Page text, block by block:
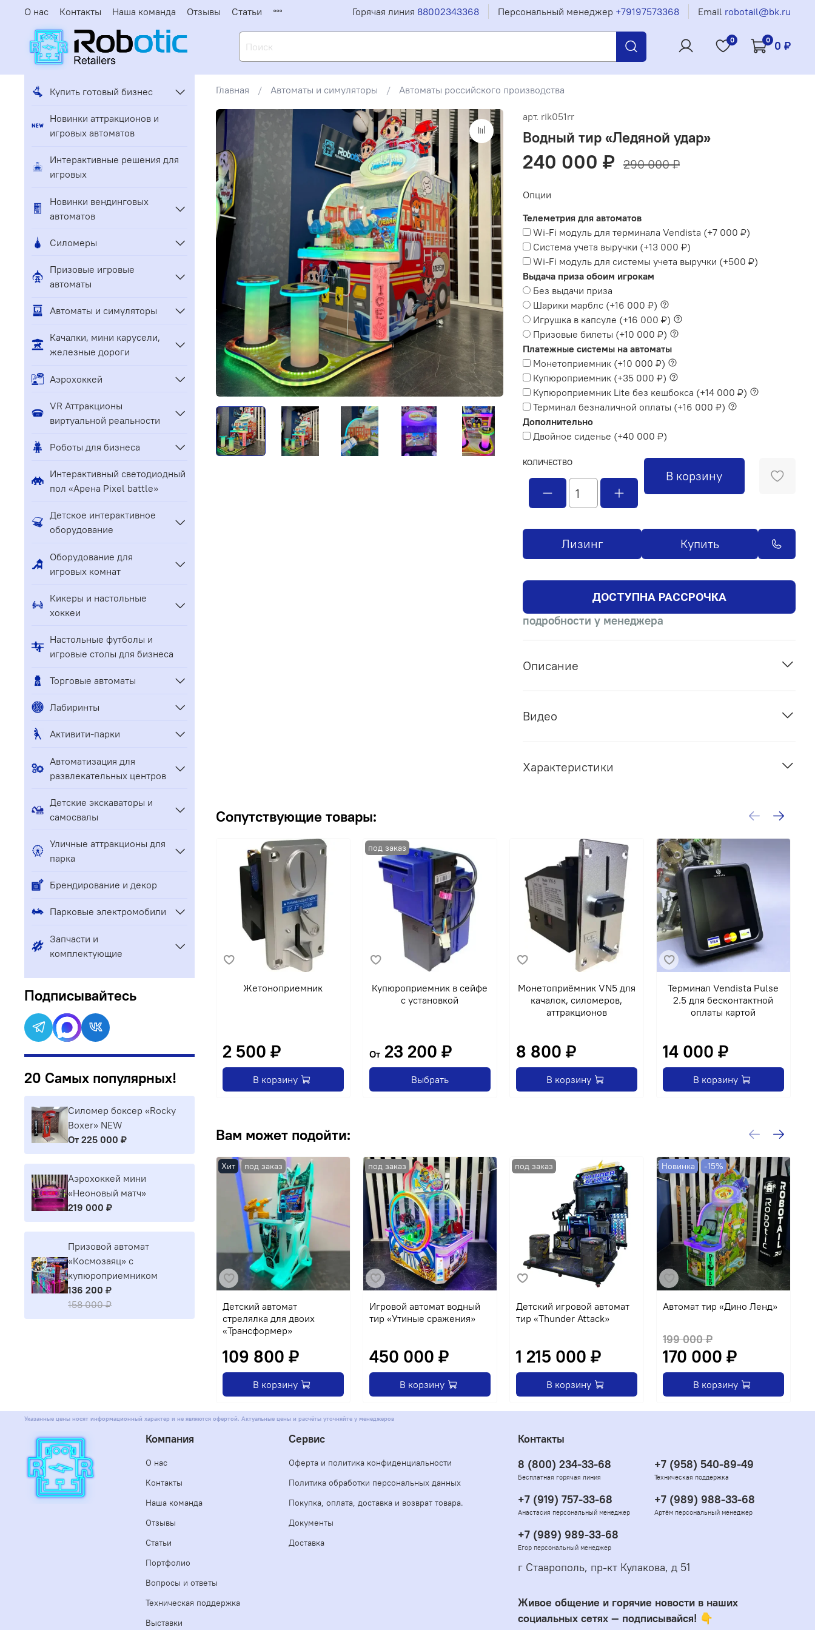
О нас Контакты Наша команда Отзывы Статьи Горячая линия 88002343368 Персональный менеджер +79197573368 Email robotail@bk.ru
0 0 0 ₽
Главная Автоматы и симуляторы Автоматы российского производства
арт. rik051rr
Водный тир «Ледяной удар»
240 000 ₽ 290 000 ₽
КОЛИЧЕСТВО
В корзину
Лизинг Купить
Опции
Телеметрия для автоматов
Wi-Fi модуль для терминала Vendista (+7 000 ₽)
Система учета выручки (+13 000 ₽)
Wi-Fi модуль для системы учета выручки (+500 ₽)
Выдача приза обоим игрокам
Без выдачи приза
Шарики марблс(+16 000 ₽)
Игрушка в капсуле (+16 000 ₽)
Призовые билеты (+10 000 ₽)
Платежные системы на автоматы
Монетоприемник(+10 000 ₽)
Купюроприемник(+35 000 ₽)
Купюроприемник Lite без кешбокса (+14 000 ₽)
Терминал безналичной оплаты (+16 000 ₽)
Дополнительно
Двойное сиденье (+40 000 ₽)
ДОСТУПНА РАССРОЧКА
подробности у менеджера
Описание
Видео
Характеристики
Сопутствующие товары:
Жетоноприемник
2 500 ₽
В корзину
Купюроприемник в сейфе
с установкой
От23 200 ₽
Выбрать
Монетоприёмник VN5 для
качалок, силомеров,
аттракционов
8 800 ₽
В корзину
Терминал Vendista Pulse
2.5 для бесконтактной
оплаты картой
14 000 ₽
В корзину
Вам может подойти:
Хит
Детский автомат
стрелялка для двоих
«Трансформер»
109 800 ₽
В корзину
Игровой автомат водный
тир «Утиные сражения»
450 000 ₽
В корзину
Детский игровой автомат
тир «Thunder Attack»
1 215 000 ₽
В корзину
Новинка -15%
Автомат тир «Дино Ленд»
199 000 ₽
170 000 ₽
В корзину
Купить готовый бизнес
Новинки аттракционов и
игровых автоматов
Интерактивные решения для
игровых
Новинки вендинговых
автоматов
Силомеры
Призовые игровые
автоматы
Автоматы и симуляторы
Качалки, мини карусели,
железные дороги
Аэрохоккей
VR Аттракционы
виртуальной реальности
Роботы для бизнеса
Интерактивный светодиодный
пол «Арена Pixel battle»
Детское интерактивное
оборудование
Оборудование для
игровых комнат
Кикеры и настольные
хоккеи
Настольные футболы и
игровые столы для бизнеса
Торговые автоматы
Лабиринты
Активити-парки
Автоматизация для
развлекательных центров
Детские экскаваторы и
самосвалы
Уличные аттракционы для
парка
Брендирование и декор
Парковые электромобили
Запчасти и
комплектующие
Подписывайтесь
20 Самых популярных!
Силомер боксер «Rocky
Boxer» NEW
От 225 000 ₽
Аэрохоккей мини
«Неоновый матч»
219 000 ₽
Призовой автомат
«Космозаяц» с
купюроприемником
136 200 ₽
158 000 ₽
Указанные цены носят информационный характер и не являются офертой. Актуальные цены и расчёты уточняйте у менеджеров
Компания
О нас
Контакты
Наша команда
Отзывы
Статьи
Портфолио
Вопросы и ответы
Техническая поддержка
Выставки
Сервис
Оферта и политика конфиденциальности
Политика обработки персональных данных
Покупка, оплата, доставка и возврат товара.
Документы
Доставка
Контакты
8 (800) 234-33-68
Бесплатная горячая линия
+7 (958) 540-89-49
Техническая поддержка
+7 (919) 757-33-68
Анастасия персональный менеджер
+7 (989) 988-33-68
Артём персональный менеджер
+7 (989) 989-33-68
Егор персональный менеджер
г Ставрополь, пр-кт Кулакова, д 51
Живое общение и горячие новости в наших
социальных сетях — подписывайся! 👇